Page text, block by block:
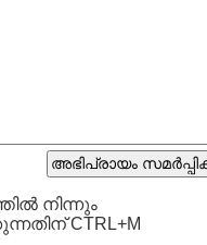
നിന്നും
CTRL+M